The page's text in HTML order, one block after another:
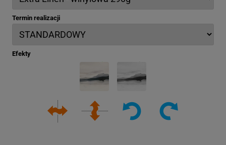
Termin realizacji
Efekty